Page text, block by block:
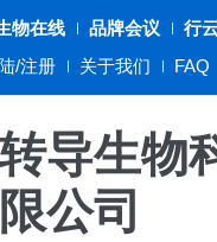
物在线 品牌会议
行
/注册
关于我们 FAQ
导生物
公司